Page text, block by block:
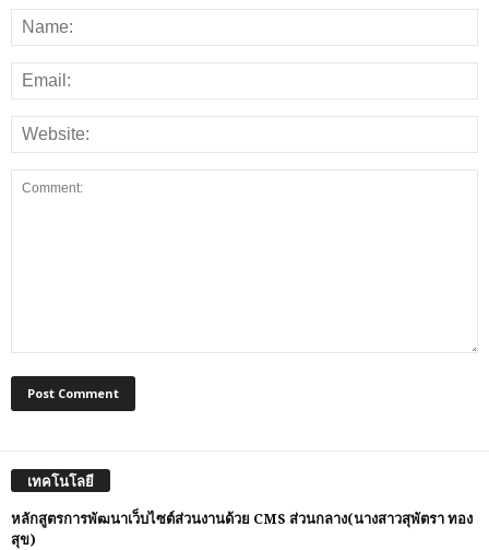
เทคโนโลยี
หลักสูตรการพัฒนาเว็บไซต์ส่วนงานด้วย CMS ส่วนกลาง(นางสาวสุพัตรา ทอง
สุข)